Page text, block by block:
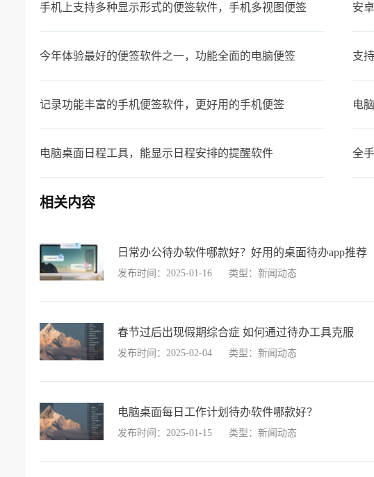
手机上支持多种显示形式的便签软件，手机多视图便签
今年体验最好的便签软件之一，功能全面的电脑便签 支
记录功能丰富的手机便签软件，更好用的手机便签 电
电脑桌面日程工具，能显示日程安排的提醒软件 全
相关内容
日常办公待办软件哪款好？好用的桌面待办app推荐
发布时间：2025-01-16 类型：新闻动态
春节过后出现假期综合症 如何通过待办工具克服
发布时间：2025-02-04 类型：新闻动态
电脑桌面每日工作计划待办软件哪款好？
发布时间：2025-01-15 类型：新闻动态